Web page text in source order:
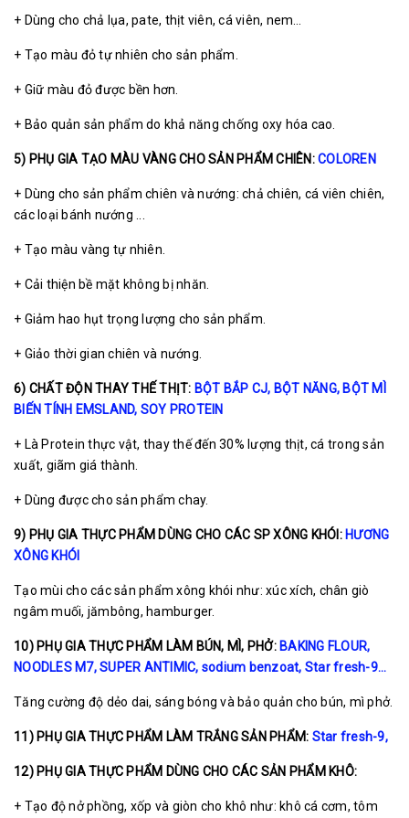
+ Dùng cho chả lụa, pate, thịt viên, cá viên, nem…
+ Tạo màu đỏ tự nhiên cho sản phẩm.
+ Giữ màu đỏ được bền hơn.
+ Bảo quản sản phẩm do khả năng chống oxy hóa cao.
5) PHỤ GIA TẠO MÀU VÀNG CHO SẢN PHẨM CHIÊN:COLOREN
+ Dùng cho sản phẩm chiên và nướng: chả chiên, cá viên chiên,
các loại bánh nướng ...
+ Tạo màu vàng tự nhiên.
+ Cải thiện bề mặt không bị nhăn.
+ Giảm hao hụt trọng lượng cho sản phẩm.
+ Giảo thời gian chiên và nướng.
6) CHẤT ĐỘN THAY THẾ THỊT: BỘT BẮP CJ, BỘT NĂNG, BỘT MÌ
BIẾN TÍNH EMSLAND, SOY PROTEIN
+ Là Protein thực vật, thay thế đến 30% lượng thịt, cá trong sản
xuất, giãm giá thành.
+ Dùng được cho sản phẩm chay.
9) PHỤ GIA THỰC PHẨM DÙNG CHO CÁC SP XÔNG KHÓI:HƯƠNG
XÔNG KHÓI
Tạo mùi cho các sản phẩm xông khói như: xúc xích, chân giò
ngâm muối, jămbông, hamburger.
10) PHỤ GIA THỰC PHẨM LÀM BÚN, MÌ, PHỞ:BAKING FLOUR,
NOODLES M7, SUPER ANTIMIC, sodium benzoat, Star fresh-9…
Tăng cường độ dẻo dai, sáng bóng và bảo quản cho bún, mì phở.
11) PHỤ GIA THỰC PHẨM LÀM TRẮNG SẢN PHẨM: Star fresh-9,
12) PHỤ GIA THỰC PHẨM DÙNG CHO CÁC SẢN PHẨM KHÔ:
+ Tạo độ nở phồng, xốp và giòn cho khô như: khô cá cơm, tôm